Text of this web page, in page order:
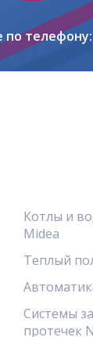
по телефону:
Котлы и
Midea
Теплый
Системы
протечек